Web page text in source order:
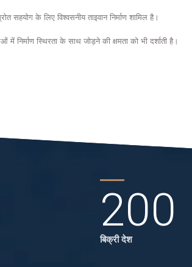
के लिए विश्वसनीय ताइवान निर्माण शामिल है।
निर्माण स्थिरता के साथ जोड़ने की क्षमता को भी दर्शाती है।
200
बिक्री देश